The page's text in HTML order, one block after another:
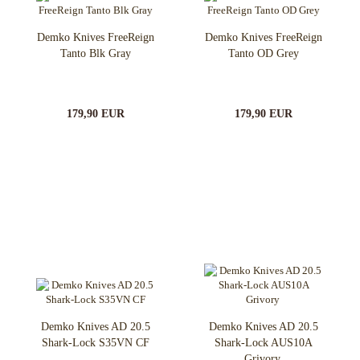
Demko Knives FreeReign
Tanto Blk Gray
179,90 EUR
Demko Knives FreeReign
Tanto OD Grey
179,90 EUR
Demko Knives AD 20.5
Shark-Lock S35VN CF
Demko Knives AD 20.5
Shark-Lock AUS10A